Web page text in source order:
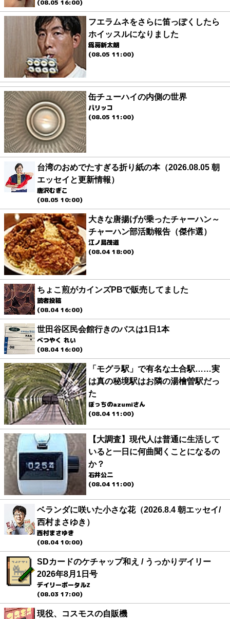
(08.05 16:00)
フエラムネをさらに笛っぽくしたら
ホイッスルになりました
爲房新太朗
(08.05 11:00)
缶チューハイの内側の世界
パリッコ
(08.05 11:00)
台湾のおめでたすぎる折り紙の本（2026.08.05 朝
エッセイと更新情報）
唐沢むぎこ
(08.05 10:00)
大きな唐揚げが乗ったチャーハン～
チャーハン部活動報告（傑作選）
江ノ島茂道
(08.04 18:00)
ちょこ煎がカインズPBで販売してました
読者投稿
(08.04 16:00)
世田谷区民会館行きのバスは1日1本
べつやく れい
(08.04 16:00)
「モグラ駅」で有名な土合駅……実
は真の秘境駅はお隣の湯檜曽駅だっ
た
ぼっちのazumiさん
(08.04 11:00)
【大調査】現代人は普通に生活して
いると一日に何曲聞くことになるの
か？
石井公二
(08.04 11:00)
ベランダに咲いた小さな花（2026.8.4 朝エッセイ/
西村まさゆき）
西村まさゆき
(08.04 10:00)
SDカードのケチャップ和え / うっかりデイリー
2026年8月1日号
デイリーポータルZ
(08.03 17:00)
現役、コスモスの自販機